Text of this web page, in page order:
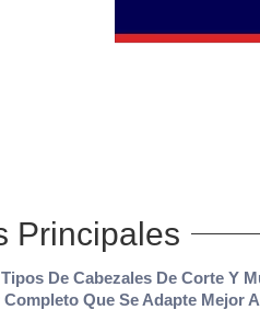
Principales
De Cabezales De Corte Y
Que Se Adapte Mejor